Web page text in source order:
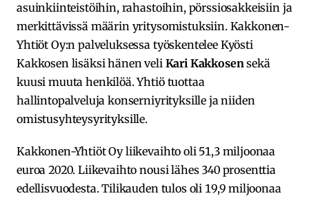
asuinkiinteistöihin, rahastoihin, pörssiosakkeisiin ja
merkittävissä määrin yritysomistuksiin. Kakkonen-
Yhtiöt Oy:n palveluksessa työskentelee Kyösti
Kakkosen lisäksi hänen veli Kari Kakkosensekä
kuusi muuta henkilöä. Yhtiö tuottaa
hallintopalveluja konserniyrityksille ja niiden
omistusyhteysyrityksille.
Kakkonen-Yhtiöt Oy liikevaihto oli 51,3 miljoonaa
euroa 2020. Liikevaihto nousi lähes 340 prosenttia
edellisvuodesta. Tilikauden tulos oli 19,9 miljoonaa